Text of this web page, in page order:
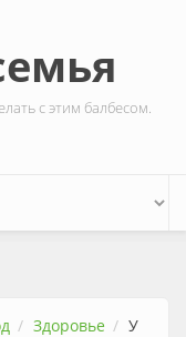
с этим балбесом.
Здоровье
У